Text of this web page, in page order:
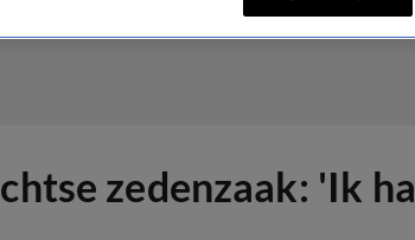
zedenzaak: 'Ik